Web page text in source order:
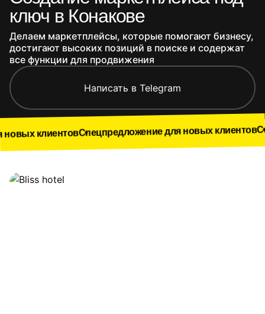
ключ в Конакове
Делаем маркетплейсы, которые помогают бизнесу,
достигают высоких позиций в поиске и содержат
все функции для продвижения
Написать в Telegram
Спецпредложение для новых клиентов
Наши работы